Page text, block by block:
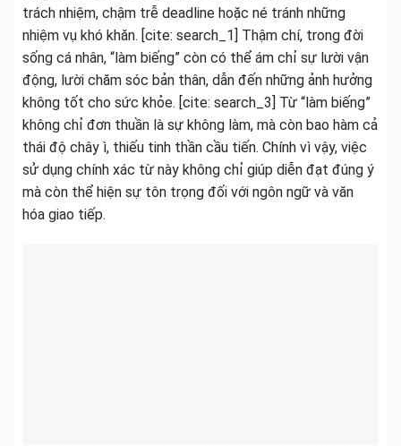
trách nhiệm, chậm trễ deadline hoặc né tránh những
nhiệm vụ khó khăn. [cite: search_1] Thậm chí, trong đời
sống cá nhân, “làm biếng” còn có thể ám chỉ sự lười vận
động, lười chăm sóc bản thân, dẫn đến những ảnh hưởng
không tốt cho sức khỏe. [cite: search_3] Từ “làm biếng”
không chỉ đơn thuần là sự không làm, mà còn bao hàm cả
thái độ chây ì, thiếu tinh thần cầu tiến. Chính vì vậy, việc
sử dụng chính xác từ này không chỉ giúp diễn đạt đúng ý
mà còn thể hiện sự tôn trọng đối với ngôn ngữ và văn
hóa giao tiếp.